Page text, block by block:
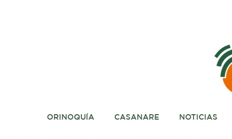
ORINOQUÍA CASANARE NOTICIAS